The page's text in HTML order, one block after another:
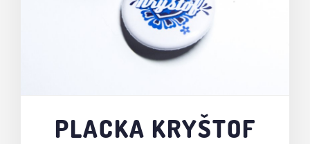
PLACKA KRYŠTOF